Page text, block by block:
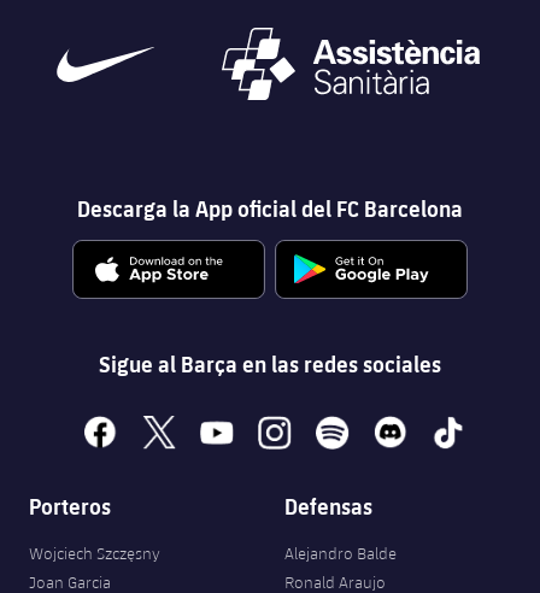
Descarga la App oficial del FC Barcelona
Sigue al Barça en las redes sociales
facebook
x youtubeinstagramspotify discord tiktok
Porteros
Wojciech Szczęsny
Joan Garcia
Defensas
Alejandro Balde
Ronald Araujo